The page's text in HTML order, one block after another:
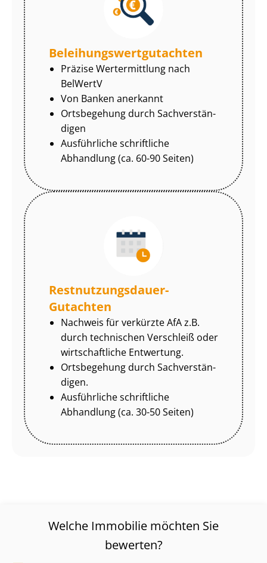
Be­lei­hungs­wert­gut­ach­ten
Präzise Wertermittlung nach
BelWertV
Von Banken anerkannt
Ortsbegehung durch Sach­ver­stän­
di­gen
Ausführliche schriftliche
Abhandlung (ca. 60-90 Seiten)
Rest­nut­zungs­dau­er-
Gutachten
Nachweis für verkürzte AfA z.B.
durch technischen Verschleiß oder
wirtschaftliche Entwertung.
Ortsbegehung durch Sach­ver­stän­
di­gen.
Ausführliche schriftliche
Abhandlung (ca. 30-50 Seiten)
Welche Immobilie möchten Sie
bewerten?